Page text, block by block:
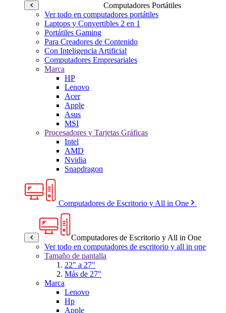
Computadores Portátiles
Ver todo en computadores portátiles
Laptops y Convertibles 2 en 1
Portátiles Gaming
Para Creadores de Contenido
Con Inteligencia Artificial
Computadores Empresariales
Marca
HP
Lenovo
Acer
Apple
Asus
MSI
Procesadores y Tarjetas Gráficas
Intel
AMD
Nvidia
Snapdragon
Computadores de Escritorio y All in One
Computadores de Escritorio y All in One
Ver todo en computadores de escritorio y all in one
Tamaño de pantalla
22" a 27"
Más de 27"
Marca
Lenovo
Hp
Apple